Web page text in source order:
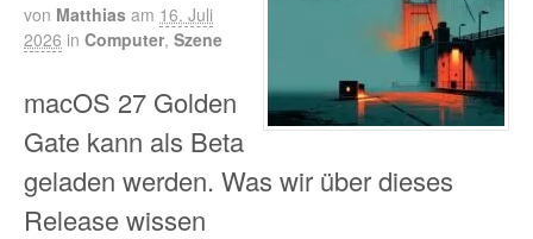
von Matthias am 16. Juli
2026 in Computer, Szene
macOS 27 Golden
Gate kann als Beta
geladen werden. Was wir über dieses
Release wissen